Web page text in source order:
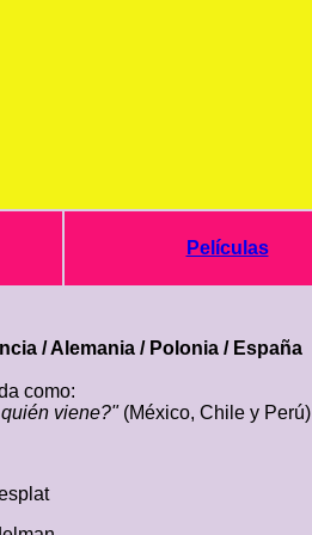
Películas
/ Alemania / Polonia / España
como:
viene?"(México, Chile y Perú)